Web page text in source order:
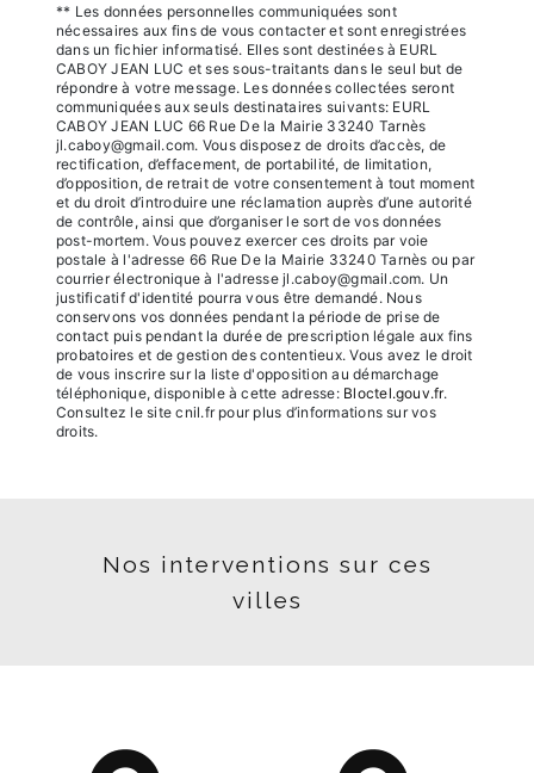
** Les données personnelles communiquées sont
nécessaires aux fins de vous contacter et sont enregistrées
dans un fichier informatisé. Elles sont destinées à EURL
CABOY JEAN LUC et ses sous-traitants dans le seul but de
répondre à votre message. Les données collectées seront
communiquées aux seuls destinataires suivants: EURL
CABOY JEAN LUC 66 Rue De la Mairie 33240 Tarnès
jl.caboy@gmail.com. Vous disposez de droits d’accès, de
rectification, d’effacement, de portabilité, de limitation,
d’opposition, de retrait de votre consentement à tout moment
et du droit d’introduire une réclamation auprès d’une autorité
de contrôle, ainsi que d’organiser le sort de vos données
post-mortem. Vous pouvez exercer ces droits par voie
postale à l'adresse 66 Rue De la Mairie 33240 Tarnès ou par
courrier électronique à l'adresse jl.caboy@gmail.com. Un
justificatif d'identité pourra vous être demandé. Nous
conservons vos données pendant la période de prise de
contact puis pendant la durée de prescription légale aux fins
probatoires et de gestion des contentieux. Vous avez le droit
de vous inscrire sur la liste d'opposition au démarchage
téléphonique, disponible à cette adresse: Bloctel.gouv.fr.
Consultez le site cnil.fr pour plus d’informations sur vos
droits.
Nos interventions sur ces
villes